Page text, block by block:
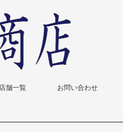
舗一覧 お問い合わせ